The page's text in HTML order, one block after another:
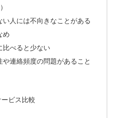
い人には不向きなことがある
め
比べると少ない
や連絡頻度の問題があること
ビス比較